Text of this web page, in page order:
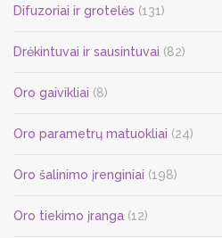
Difuzoriai ir grotelės (131)
Drėkintuvai ir sausintuvai (82)
Oro gaivikliai (8)
Oro parametrų matuokliai (24)
Oro šalinimo įrenginiai (198)
Oro tiekimo įranga (12)